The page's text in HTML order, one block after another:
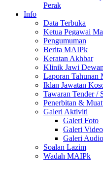
Perak
Info
Data Terbuka
Ketua Pegawai
Pengumuman
Berita MAIPk
Keratan Akhbar
Klinik Jawi
Laporan Tahunan
Iklan Jawatan
Tawaran Tender /
Penerbitan &
Galeri Aktiviti
Galeri Foto
Galeri Video
Galeri Audio
Soalan Lazim
Wadah MAIPk